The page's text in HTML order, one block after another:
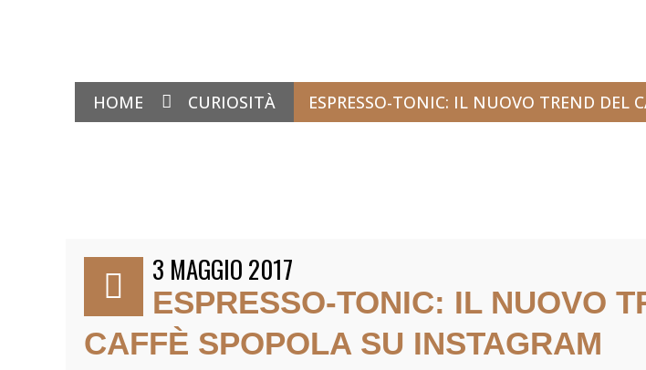
HOME CURIOSITÀ ESPRESSO-TONIC: IL NUOVO TREND DEL
3 MAGGIO 2017
ESPRESSO-TONIC: IL NUOVO
CAFFÈ SPOPOLA SU INSTAGRAM